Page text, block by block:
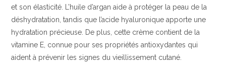
et son élasticité. L’huile d’argan aide à protéger la peau de la
déshydratation, tandis que l’acide hyaluronique apporte une
hydratation précieuse. De plus, cette crème contient de la
vitamine E, connue pour ses propriétés antioxydantes qui
aident à prévenir les signes du vieillissement cutané.